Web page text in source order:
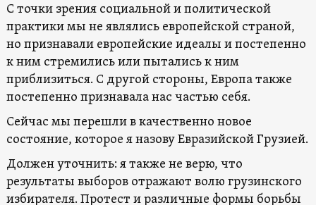
С точки зрения социальной и политической
практики мы не являлись европейской страной,
но признавали европейские идеалы и постепенно
к ним стремились или пытались к ним
приблизиться. С другой стороны, Европа также
постепенно признавала нас частью себя.
Сейчас мы перешли в качественно новое
состояние, которое я назову Евразийской Грузией.
Должен уточнить: я также не верю, что
результаты выборов отражают волю грузинского
избирателя. Протест и различные формы борьбы